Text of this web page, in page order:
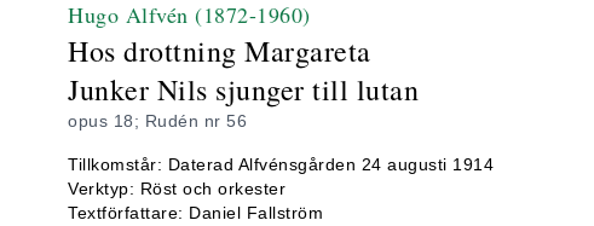
Hugo Alfvén (1872-1960)
Hos drottning Margareta
Junker Nils sjunger till lutan
opus 18; Rudén nr 56
Tillkomstår: Daterad Alfvénsgården 24 augusti 1914
Verktyp: Röst och orkester
Textförfattare: Daniel Fallström